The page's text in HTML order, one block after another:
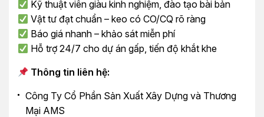
Kỹ thuật viên giàu kinh nghiệm, đào tạo bài bản
Vật tư đạt chuẩn – keo có CO/CQ rõ ràng
Báo giá nhanh – khảo sát miễn phí
Hỗ trợ 24/7 cho dự án gấp, tiến độ khắt khe
Thông tin liên hệ:
Công Ty Cổ Phần Sản Xuất Xây Dựng và Thương
Mại AMS